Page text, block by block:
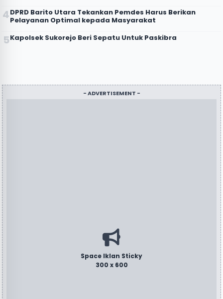
DPRD Barito Utara Tekankan Pemdes Harus Berikan
Pelayanan Optimal kepada Masyarakat
Kapolsek Sukorejo Beri Sepatu Untuk Paskibra
- ADVERTISEMENT -
Space Iklan Sticky
300 x 600